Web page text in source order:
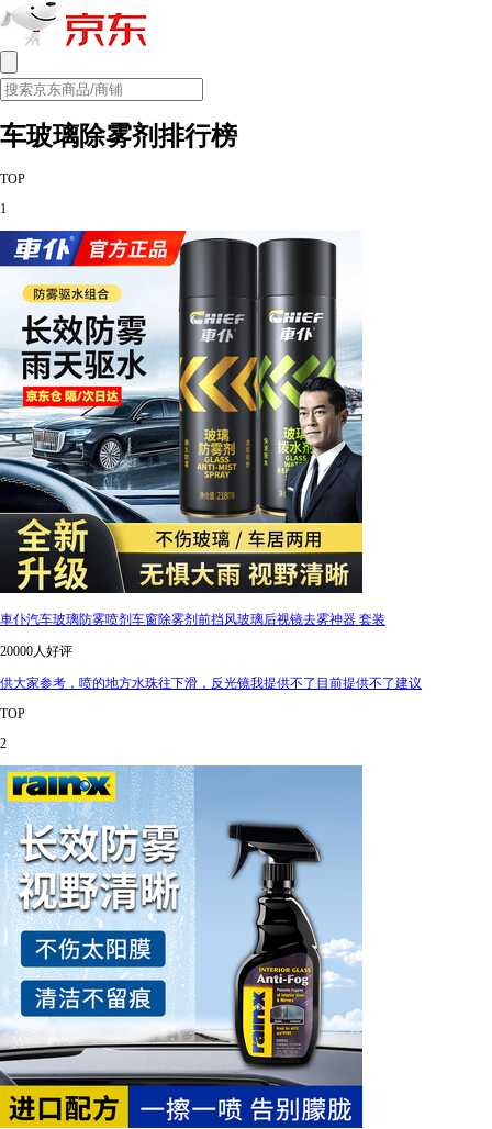
车玻璃除雾剂排行榜
TOP
1
車仆汽车玻璃防雾喷剂车窗除雾剂前挡风玻璃后视镜去雾神器 套装
20000人好评
供大家参考，喷的地方水珠往下滑，反光镜我提供不了目前提供不了建议
TOP
2